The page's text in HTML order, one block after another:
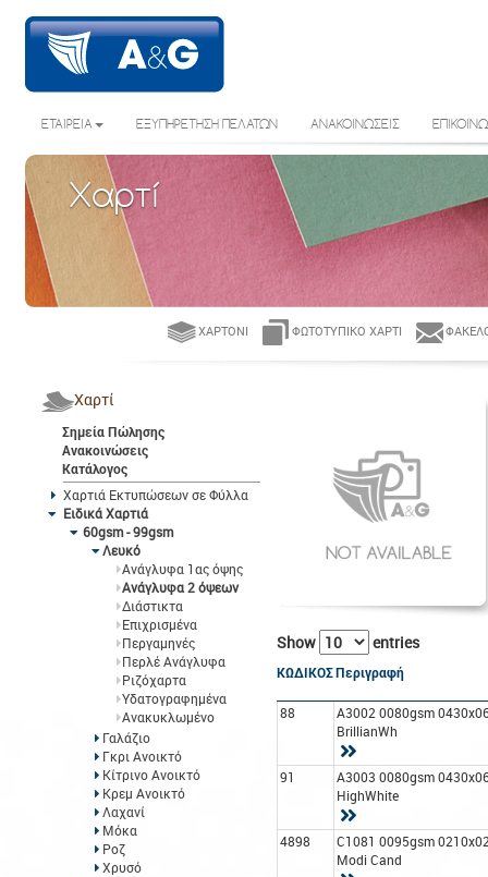
ΕΤΑΙΡΕΙΑ ΕΞΥΠΗΡΕΤΗΣΗ ΠΕΛΑΤΩΝ ΑΝΑΚΟΙΝΩΣΕΙΣ
Χαρτί
ΧΑΡΤΌΝΙ ΦΩΤΟΤΥΠΙΚΌ ΧΑΡΤΊ
Χαρτί
Σημεία Πώλησης
Ανακοινώσεις
Κατάλογος
Χαρτιά Εκτυπώσεων σε Φύλλα
Ειδικά Χαρτιά
60gsm - 99gsm
Λευκό
Ανάγλυφα 1ας όψης
Ανάγλυφα 2 όψεων
Διάστικτα
Επιχρισμένα
Περγαμηνές
Περλέ Ανάγλυφα
Ριζόχαρτα
Υδατογραφημένα
Ανακυκλωμένο
Γαλάζιο
Γκρι Ανοικτό
Κίτρινο Ανοικτό
Κρεμ Ανοικτό
Λαχανί
Μόκα
Ροζ
Χρυσό
Show entries
ΚΩΔΙΚΟΣΠεριγραφή
88
A3002 0080gsm
BrillianWh
91
A3003 0080gsm
HighWhite
4898
C1081 0095gsm
Modi Cand